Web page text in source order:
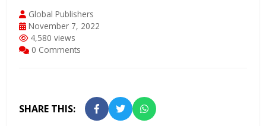
Global Publishers
November 7, 2022
4,580 views
0 Comments
SHARE THIS: